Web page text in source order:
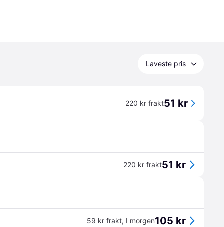
Laveste pris
220 kr frakt51 kr
220 kr frakt51 kr
59 kr frakt, I morgen105 kr